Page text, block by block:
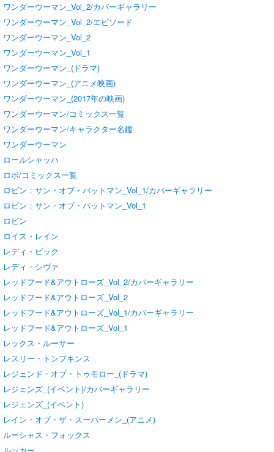
ワンダーウーマン_Vol_2/カバーギャラリー
ワンダーウーマン_Vol_2/エピソード
ワンダーウーマン_Vol_2
ワンダーウーマン_Vol_1
ワンダーウーマン_(ドラマ)
ワンダーウーマン_(アニメ映画)
ワンダーウーマン_(2017年の映画)
ワンダーウーマン/コミックス一覧
ワンダーウーマン/キャラクター名鑑
ワンダーウーマン
ロールシャッハ
ロボ/コミックス一覧
ロビン：サン・オブ・バットマン_Vol_1/カバーギャラリー
ロビン：サン・オブ・バットマン_Vol_1
ロビン
ロイス・レイン
レディ・ビック
レディ・シヴァ
レッドフード&アウトローズ_Vol_2/カバーギャラリー
レッドフード&アウトローズ_Vol_2
レッドフード&アウトローズ_Vol_1/カバーギャラリー
レッドフード&アウトローズ_Vol_1
レックス・ルーサー
レスリー・トンプキンス
レジェンド・オブ・トゥモロー_(ドラマ)
レジェンズ_(イベント)/カバーギャラリー
レジェンズ_(イベント)
レイン・オブ・ザ・スーパーメン_(アニメ)
ルーシャス・フォックス